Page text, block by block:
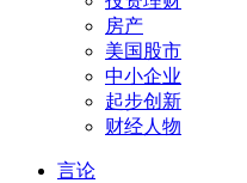
房产
美国股市
中小企业
起步创新
财经人物
言论